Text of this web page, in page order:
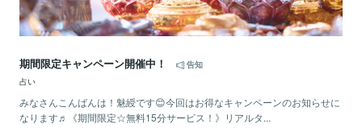
期間限定キャンペーン開催中！
告知
占い
みなさんこんばんは！魅綬です😊今回はお得なキャンペーンのお知らせに
なります♬《期間限定☆無料15分サービス！》リアルタ...